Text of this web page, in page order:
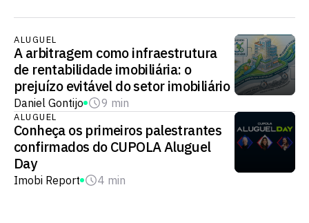
ALUGUEL
A arbitragem como infraestrutura
de rentabilidade imobiliária: o
prejuízo evitável do setor imobiliário
Daniel Gontijo 9 min
ALUGUEL
Conheça os primeiros palestrantes
confirmados do CUPOLA Aluguel
Day
Imobi Report 4 min